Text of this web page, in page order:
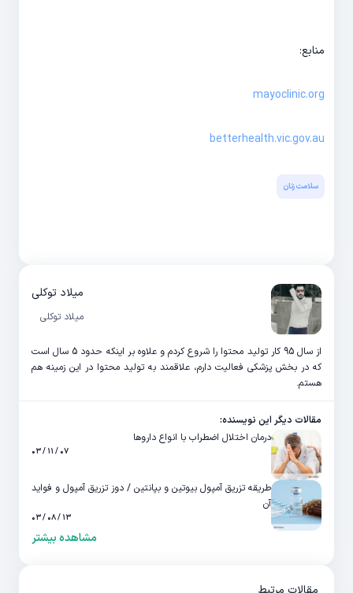
منابع:
mayoclinic.org
betterhealth.vic.gov.au
سلامت زنان
میلاد توکلی
میلاد توکلی
از سال 95 کار تولید محتوا را شروع کردم و علاوه بر اینکه حدود 5 سال است
که در بخش پزشکی فعالیت دارم، علاقمند به تولید محتوا در این زمینه هم
هستم.
مقالات دیگر این نویسنده:
درمان اختلال اضطراب با انواع داروها
۰۷ / ۱۱ / ۰۳
طریقه تزریق آمپول بیوتین و بپانتین / دوز تزریق آمپول و فواید
آن
۱۳ / ۰۸ / ۰۳
مشاهده بیشتر